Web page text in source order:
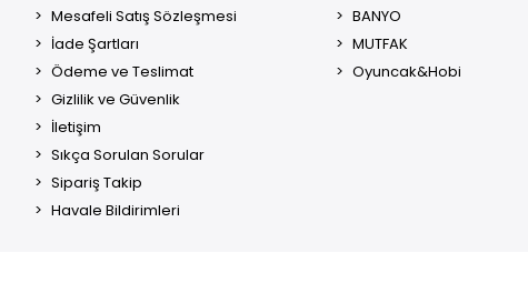
Mesafeli Satış Sözleşmesi
İade Şartları
Ödeme ve Teslimat
Gizlilik ve Güvenlik
İletişim
Sıkça Sorulan Sorular
Sipariş Takip
Havale Bildirimleri
BANYO
MUTFAK
Oyuncak&Hobi